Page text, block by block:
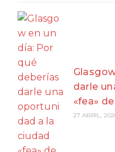
darle
«fea»
27 ABRIL,